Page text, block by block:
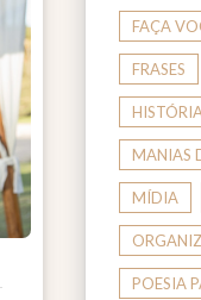
FAÇA
FRASES
MANIAS
MÍDIA
POESIA